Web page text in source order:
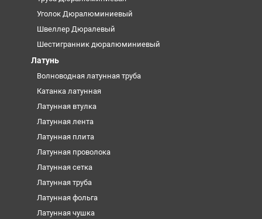
Уголок Дюралюминиевый
Швеллер Дюралевый
Шестигранник дюралюминиевый
Латунь
Волноводная латунная труба
Катанка латунная
Латунная втулка
Латунная лента
Латунная плита
Латунная проволока
Латунная сетка
Латунная труба
Латунная фольга
Латунная чушка